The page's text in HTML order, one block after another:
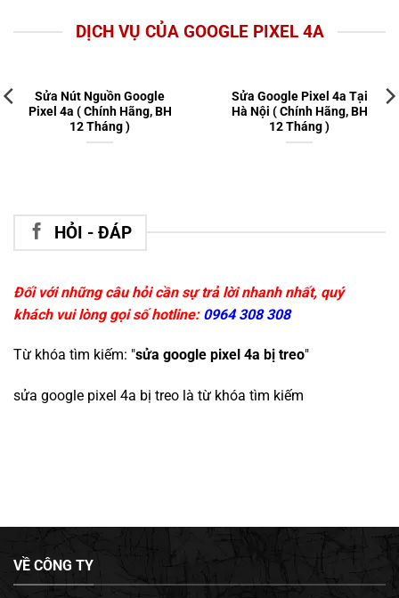
DỊCH VỤ CỦA GOOGLE PIXEL 4A
Sửa Nút Nguồn Google
Pixel 4a ( Chính Hãng, BH
12 Tháng )
Sửa Google Pixel 4a Tại
Hà Nội ( Chính Hãng, BH
12 Tháng )
HỎI - ĐÁP
Đối với những câu hỏi cần sự trả lời nhanh nhất, quý
khách vui lòng gọi số hotline: 0964 308 308
Từ khóa tìm kiếm: "sửa google pixel 4a bị treo"
sửa google pixel 4a bị treo là từ khóa tìm kiếm
VỀ CÔNG TY